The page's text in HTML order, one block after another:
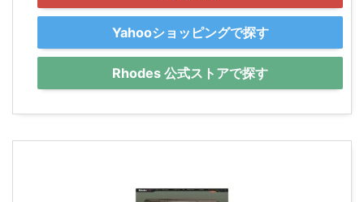
Yahooショッピングで探す
Rhodes 公式ストアで探す